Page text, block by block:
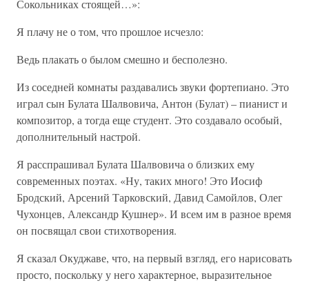
Сокольниках стоящей…»:
Я плачу не о том, что прошлое исчезло:
Ведь плакать о былом смешно и бесполезно.
Из соседней комнаты раздавались звуки фортепиано. Это
играл сын Булата Шалвовича, Антон (Булат) – пианист и
композитор, а тогда еще студент. Это создавало особый,
дополнительный настрой.
Я расспрашивал Булата Шалвовича о близких ему
современных поэтах. «Ну, таких много! Это Иосиф
Бродский, Арсений Тарковский, Давид Самойлов, Олег
Чухонцев, Александр Кушнер». И всем им в разное время
он посвящал свои стихотворения.
Я сказал Окуджаве, что, на первый взгляд, его нарисовать
просто, поскольку у него характерное, выразительное